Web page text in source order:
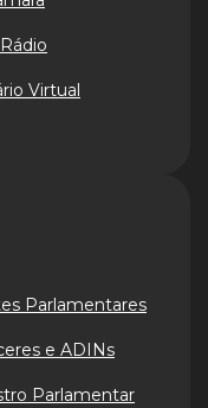
Virtual
Parlamentares
e ADINs
Parlamentar